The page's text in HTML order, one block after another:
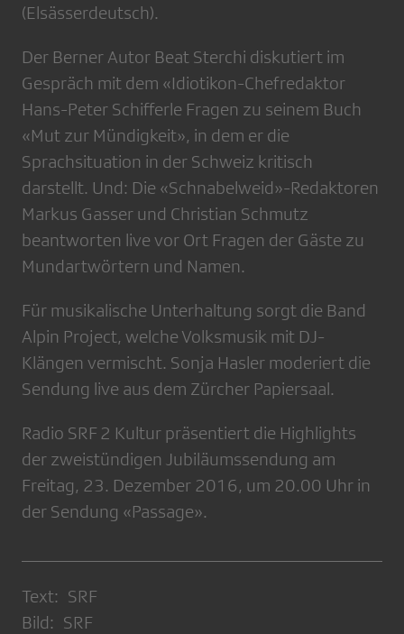
(Elsässerdeutsch).
Der Berner Autor Beat Sterchi diskutiert im
Gespräch mit dem «Idiotikon-Chefredaktor
Hans-Peter Schifferle Fragen zu seinem Buch
«Mut zur Mündigkeit», in dem er die
Sprachsituation in der Schweiz kritisch
darstellt. Und: Die «Schnabelweid»-Redaktoren
Markus Gasser und Christian Schmutz
beantworten live vor Ort Fragen der Gäste zu
Mundartwörtern und Namen.
Für musikalische Unterhaltung sorgt die Band
Alpin Project, welche Volksmusik mit DJ-
Klängen vermischt. Sonja Hasler moderiert die
Sendung live aus dem Zürcher Papiersaal.
Radio SRF 2 Kultur präsentiert die Highlights
der zweistündigen Jubiläumssendung am
Freitag, 23. Dezember 2016, um 20.00 Uhr in
der Sendung «Passage».
Text: SRF
Bild: SRF